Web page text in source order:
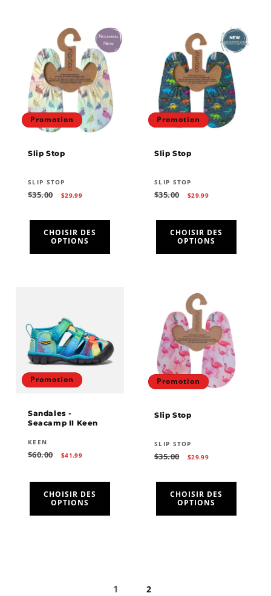
Promotion
Slip Stop
Fournisseur :
SLIP STOP
Prix
$35.00
Prix
$29.99
CHOISIR DES
OPTIONS
Promotion
Slip Stop
Fournisseur :
SLIP STOP
Prix
$35.00
Prix
$29.99
CHOISIR DES
OPTIONS
Promotion
Sandales -
Seacamp II Keen
Fournisseur :
KEEN
Prix
$60.00
Prix
$41.99
CHOISIR DES
OPTIONS
Promotion
Slip Stop
Fournisseur :
SLIP STOP
Prix
$35.00
Prix
$29.99
CHOISIR DES
OPTIONS
1 2